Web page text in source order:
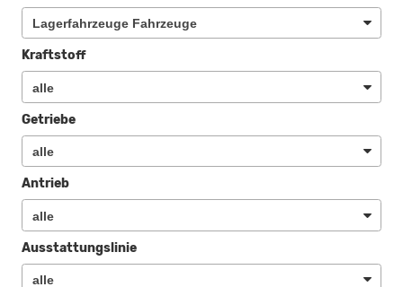
Kraftstoff
Getriebe
Antrieb
Ausstattungslinie